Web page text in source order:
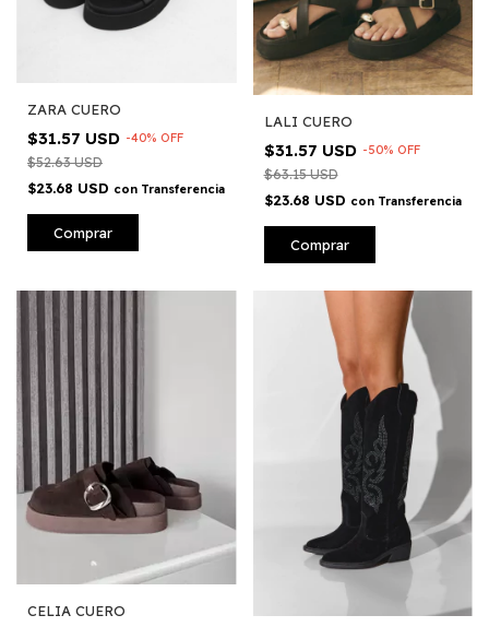
ZARA CUERO
$31.57 USD -40% OFF
$52.63 USD
$23.68 USD con Transferencia
Comprar
LALI CUERO
$31.57 USD -50% OFF
$63.15 USD
$23.68 USD con Transferencia
Comprar
CELIA CUERO